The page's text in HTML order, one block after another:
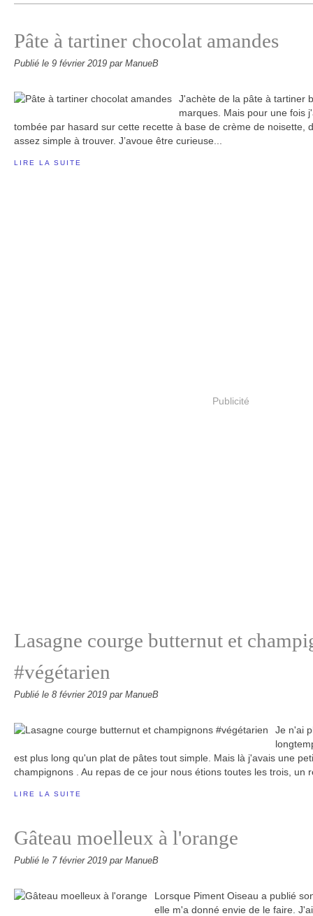
Pâte à tartiner chocolat amandes
Publié le 9 février 2019 par ManueB
J'achète de la pâte à tartiner
marques. Mais pour une fois
tombée par hasard sur cette recette à base de crème de noisette,
assez simple à trouver. J’avoue être curieuse...
LIRE LA SUITE
Publicité
Lasagne courge butternut et
#végétarien
Publié le 8 février 2019 par ManueB
Je n'ai
est plus long qu'un plat de pâtes tout simple. Mais là j'avais une
champignons . Au repas de ce jour nous étions toutes les trois, un
LIRE LA SUITE
Gâteau moelleux à l'orange
Publié le 7 février 2019 par ManueB
Lorsque Piment Oiseau a publié
elle m'a donné envie de le faire.